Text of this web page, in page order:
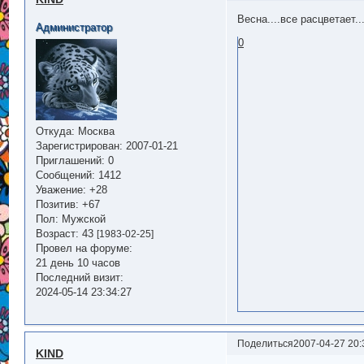
Администратор
Откуда: Москва
Зарегистрирован: 2007-01-21
Приглашений: 0
Сообщений: 1412
Уважение: +28
Позитив: +67
Пол: Мужской
Возраст: 43 [1983-02-25]
Провел на форуме:
21 день 10 часов
Последний визит:
2024-05-14 23:34:27
Весна....все
0
Поделиться2007-04-27
KIND